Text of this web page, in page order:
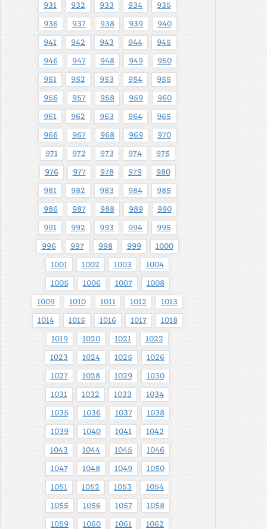
931 932 933 934 935
936 937 938 939 940
941 942 943 944 945
946 947 948 949 950
951 952 953 954 955
956 957 958 959 960
961 962 963 964 965
966 967 968 969 970
971 972 973 974 975
976 977 978 979 980
981 982 983 984 985
986 987 988 989 990
991 992 993 994 995
996 997 998 999 1000
1001 1002 1003 1004
1005 1006 1007 1008
1009 1010 1011 1012 1013
1014 1015 1016 1017 1018
1019 1020 1021 1022
1023 1024 1025 1026
1027 1028 1029 1030
1031 1032 1033 1034
1035 1036 1037 1038
1039 1040 1041 1042
1043 1044 1045 1046
1047 1048 1049 1050
1051 1052 1053 1054
1055 1056 1057 1058
1059 1060 1061 1062